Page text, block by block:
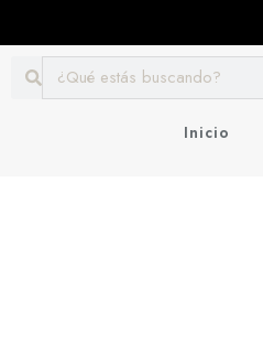
Inicio